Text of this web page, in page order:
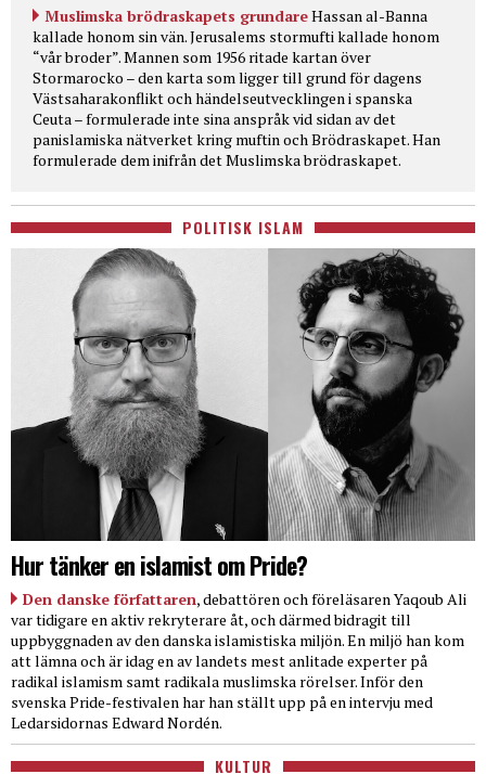
Muslimska brödraskapets grundareHassan al-Banna
kallade honom sin vän. Jerusalems stormufti kallade honom
“vår broder”. Mannen som 1956 ritade kartan över
Stormarocko – den karta som ligger till grund för dagens
Västsaharakonflikt och händelseutvecklingen i spanska
Ceuta – formulerade inte sina anspråk vid sidan av det
panislamiska nätverket kring muftin och Brödraskapet. Han
formulerade dem inifrån det Muslimska brödraskapet.
POLITISK ISLAM
Hur tänker en islamist om Pride?
Den danske författaren, debattören och föreläsaren Yaqoub Ali
var tidigare en aktiv rekryterare åt, och därmed bidragit till
uppbyggnaden av den danska islamistiska miljön. En miljö han kom
att lämna och är idag en av landets mest anlitade experter på
radikal islamism samt radikala muslimska rörelser. Inför den
svenska Pride-festivalen har han ställt upp på en intervju med
Ledarsidornas Edward Nordén.
KULTUR